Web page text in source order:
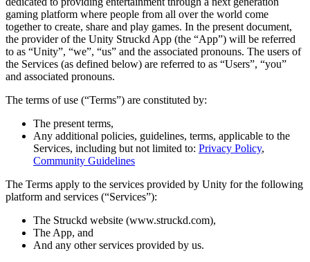
LiveOps
Perspectivas post-lanzamiento y operaciones de juego en vivo
Expande
Adquisición de usuarios
Hazte descubrir y adquiere usuarios móviles
Compras dentro de la aplicación
Gestionar las IAP dentro de la aplicación en tiendas físicas y en el
canal directo al consumidor (D2C).
Monetización
Conecta a los jugadores con los juegos adecuados
Publicitar con Unity
Monetizar con Unity
Casos de uso
Juegos móviles
Venta minorista
Transforma las experiencias en tienda en experiencias en línea
Industria automotriz
Impulsar la innovación y las experiencias en el automóvil
Ver todas las industrias
Información útil
Casos de estudio
Historias de éxito en el mundo real
Guías de mejores prácticas
Consejos y trucos de expertos
Demostraciones
Demostraciones, muestras y bloques de construcción
Todos los recursos
Novedades
Blog
Actualizaciones, información y consejos técnicos
Novedades
Noticias, historias y centro de prensa
Únete a desarrolladores, creadores e insiders
Premios Unity
Celebrando a los creadores de Unity en todo el mundo
Guías prácticas
Consejos prácticos y mejores prácticas
Educación
Para estudiantes
Impulsa tu carrera
Para docentes
Potencia tu enseñanza
Licencia gratuita para fines educativos
Lleva el poder de Unity a tu institución
Demuestra tu dominio de Unity
gaming platform where people from all over the world come
together to create, share and play games. In the present document,
the provider of the Unity Struckd App (the “App”) will be referred
to as “Unity”, “we”, “us” and the associated pronouns. The users of
the Services (as defined below) are referred to as “Users”, “you”
and associated pronouns.
The terms of use (“Terms”) are constituted by:
The present terms,
Any additional policies, guidelines, terms, applicable to the
Services, including but not limited to: Privacy Policy,
Community Guidelines
The Terms apply to the services provided by Unity for the following
platform and services (“Services”):
The Struckd website (www.struckd.com),
The App, and
And any other services provided by us.